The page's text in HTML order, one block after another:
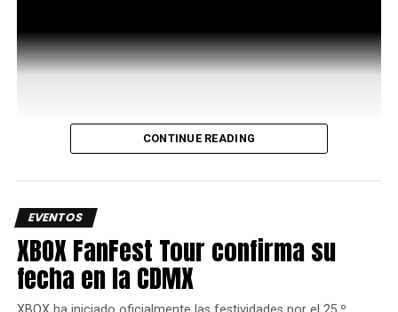
CONTINUE READING
EVENTOS
XBOX FanFest Tour confirma su
fecha en la CDMX